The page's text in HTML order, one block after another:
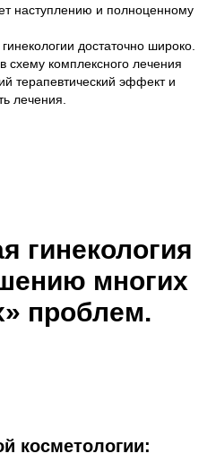
наступлению и полноценному
достаточно широко.
схему комплексного лечения
терапевтический эффект и
лечения.
гинекология
многих
проблем.
косметологии: